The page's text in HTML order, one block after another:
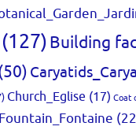
(127)Building
Church_Eglise (17) Coat
Fountain_Fontaine